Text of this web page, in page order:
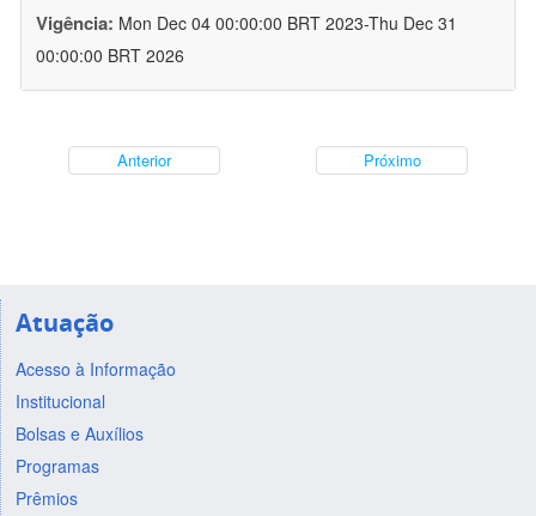
Vigência: Mon Dec 04 00:00:00 BRT 2023-Thu Dec 31
00:00:00 BRT 2026
Anterior Próximo
Atuação
Acesso à Informação
Institucional
Bolsas e Auxílios
Programas
Prêmios